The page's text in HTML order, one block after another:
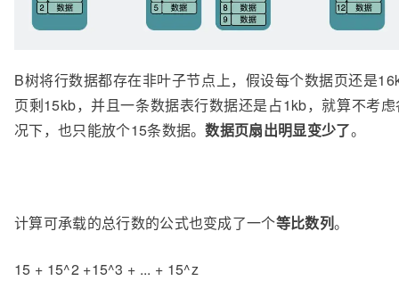
B树将行数据都存在非叶子节点上，假设每个数据页还是
页剩15kb，并且一条数据表行数据还是占1kb，就算不考
况下，也只能放个15条数据。数据页扇出明显变少了。
计算可承载的总行数的公式也变成了一个等比数列。
15 + 15^2 +15^3 + ... + 15^z